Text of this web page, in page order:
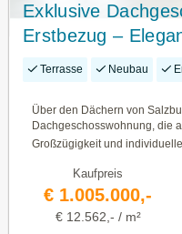
Exklusive
Erstbezug –
von Salzburg
Terrasse Neubau
Über den Dächern von
Dachgeschosswohnung, die
Großzügigkeit und
Kaufpreis
€ 1.005.000,-
€ 12.562,- / m²